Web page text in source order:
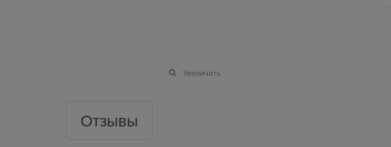
Увеличить
Отзывы